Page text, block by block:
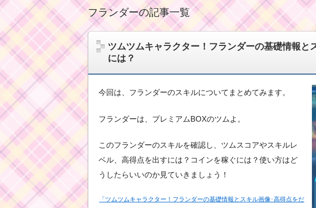
フランダーの記事一覧
ツムツムキャラクター！フランダーの基礎情報と
には？
今回は、フランダーのスキルについてまとめてみます。
フランダーは、プレミアムBOXのツムよ。
このフランダーのスキルを確認し、ツムスコアやスキルレ
ベル、高得点を出すには？コインを稼ぐには？使い方はど
うしたらいいのか見ていきましょう！
「ツムツムキャラクター！フランダーの基礎情報とスキル画像･高得点をだ